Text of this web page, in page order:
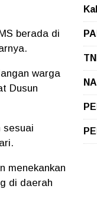
berada di
warga
Dusun
sesuai
menekankan
di daerah